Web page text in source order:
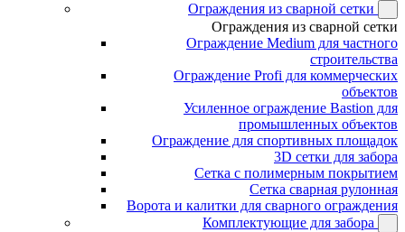
Ограждения из сварной сетки
Ограждения из сварной сетки
Ограждение Medium для частного
строительства
Ограждение Profi для коммерческих
объектов
Усиленное ограждение Bastion для
промышленных объектов
Ограждение для спортивных площадок
3D сетки для забора
Сетка с полимерным покрытием
Сетка сварная рулонная
Ворота и калитки для сварного ограждения
Комплектующие для забора